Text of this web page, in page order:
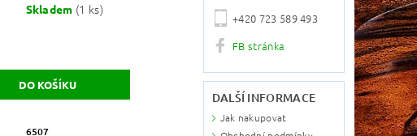
Skladem (1 ks)
6507
+420 723 589 493
FB stránka
DALŠÍ INFORMACE
Jak nakupovat